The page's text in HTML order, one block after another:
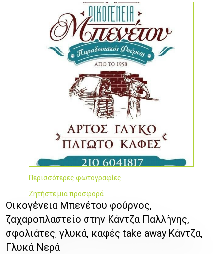
Περισσότερες φωτογραφίες
Ζητήστε μια προσφορά
Οικογένεια Μπενέτου φούρνος,
ζαχαροπλαστείο στην Κάντζα Παλλήνης,
σφολιάτες, γλυκά, καφές take away Κάντζα,
Γλυκά Νερά